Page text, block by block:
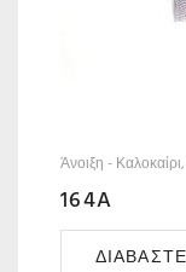
Άνοιξη - Καλοκαίρι
164A